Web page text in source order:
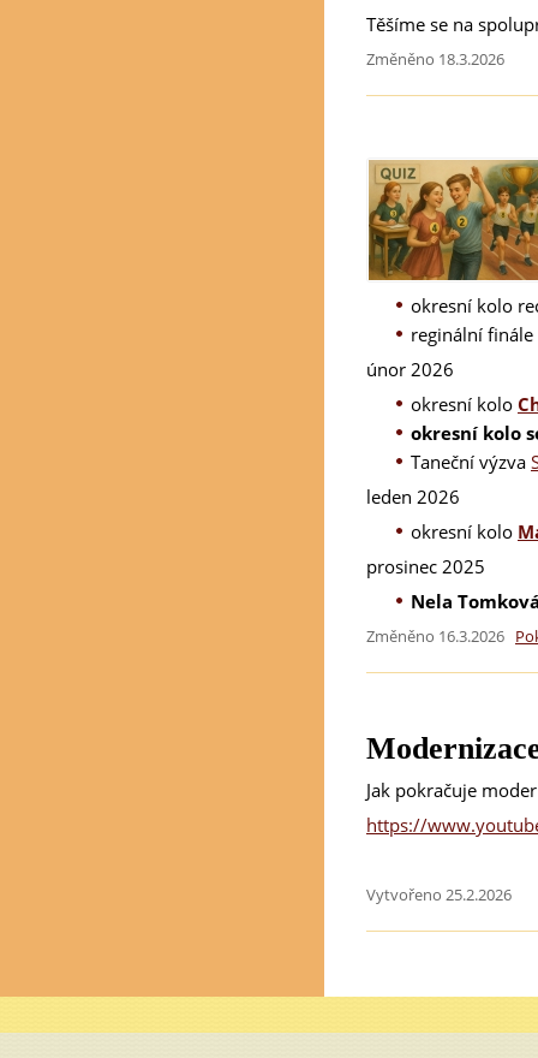
Těšíme se na
Změněno 18.3.2026
okresní kolo
reginální finále
únor 2026
okresní kolo
okresní kolo
Taneční výzva
leden 2026
okresní kolo
prosinec 2025
Nela
Změněno 16.3.2026
Jak pokračuje
https://
Vytvořeno 25.2.2026